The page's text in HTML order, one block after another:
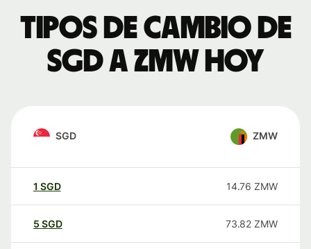
Tipos de cambio de
SGD a ZMW hoy
SGD ZMW
1 SGD 14.76 ZMW
5 SGD 73.82 ZMW